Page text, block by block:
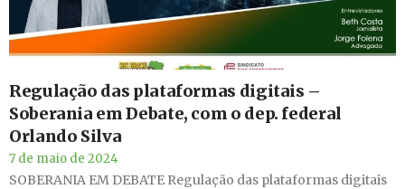
Regulação das plataformas digitais –
Soberania em Debate, com o dep. federal
Orlando Silva
7 de maio de 2024
SOBERANIA EM DEBATE Regulação das plataformas digitais